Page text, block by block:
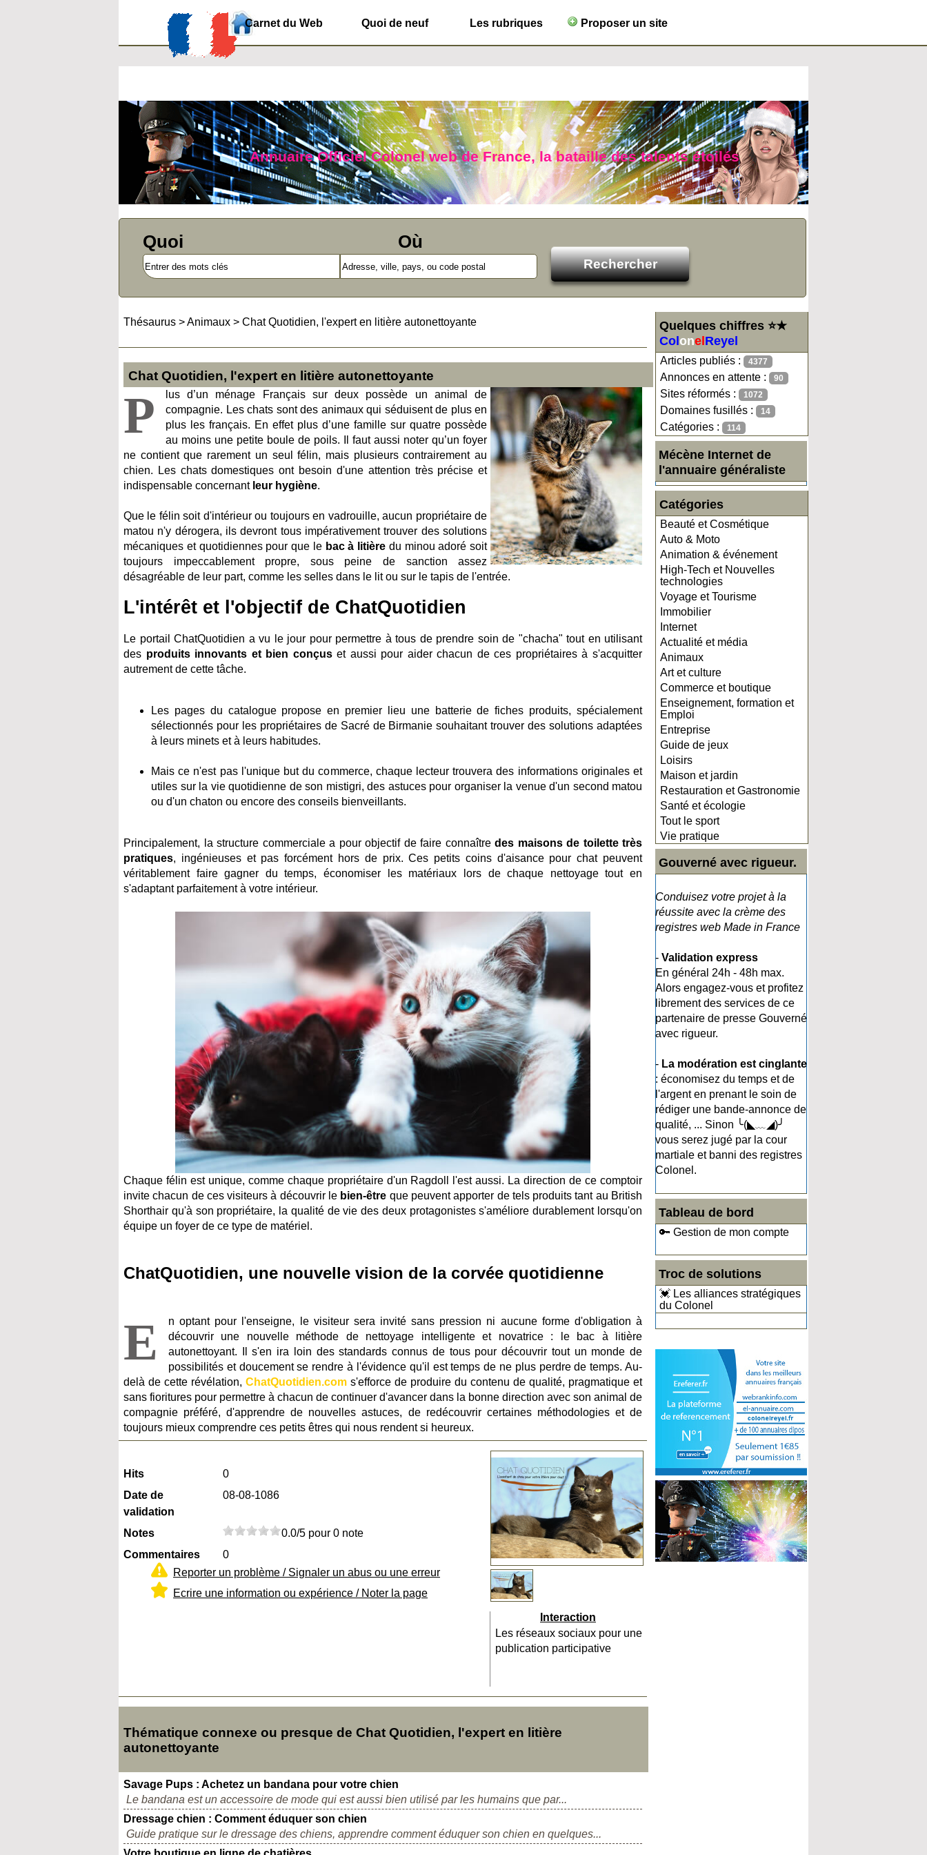
Carnet du Web Quoi de neuf Les rubriques Proposer un site
Annuaire Officiel Colonel web de France, la bataille des talents étoilés
Quoi Où
Quelques chiffres ⭐★
Col onel Reyel
Articles publiés : 4377
Annonces en attente : 90
Sites réformés : 1072
Domaines fusillés : 14
Catégories : 114
Mécène Internet de
l'annuaire généraliste
Catégories
Beauté et Cosmétique
Auto & Moto
Animation & événement
High-Tech et Nouvelles
technologies
Voyage et Tourisme
Immobilier
Internet
Actualité et média
Animaux
Art et culture
Commerce et boutique
Enseignement, formation et
Emploi
Entreprise
Guide de jeux
Loisirs
Maison et jardin
Restauration et Gastronomie
Santé et écologie
Tout le sport
Vie pratique
Gouverné avec rigueur.
Conduisez votre projet à la
réussite avec la crème des
registres web Made in France
- Validation express
En général 24h - 48h max.
Alors engagez-vous et profitez
librement des services de ce
partenaire de presse Gouverné
avec rigueur.
- La modération est cinglante
: économisez du temps et de
l'argent en prenant le soin de
rédiger une bande-annonce de
qualité, ... Sinon ╰(◣﹏◢)╯
vous serez jugé par la cour
martiale et banni des registres
Colonel.
Tableau de bord
🔑 Gestion de mon compte
Troc de solutions
💓 Les alliances stratégiques
du Colonel
Thésaurus >Animaux > Chat Quotidien, l'expert en litière autonettoyante
Chat Quotidien, l'expert en litière autonettoyante
P
lus d’un ménage Français sur deux possède un animal de
compagnie. Les chats sont des animaux qui séduisent de plus en
plus les français. En effet plus d’une famille sur quatre possède
au moins une petite boule de poils. Il faut aussi noter qu’un foyer
ne contient que rarement un seul félin, mais plusieurs contrairement au
chien. Les chats domestiques ont besoin d'une attention très précise et
indispensable concernant leur hygiène.
Que le félin soit d'intérieur ou toujours en vadrouille, aucun propriétaire de
matou n'y dérogera, ils devront tous impérativement trouver des solutions
mécaniques et quotidiennes pour que le bac à litière du minou adoré soit
toujours impeccablement propre, sous peine de sanction assez
désagréable de leur part, comme les selles dans le lit ou sur le tapis de l'entrée.
L'intérêt et l'objectif de ChatQuotidien
Le portail ChatQuotidien a vu le jour pour permettre à tous de prendre soin de "chacha" tout en utilisant
des produits innovants et bien conçuset aussi pour aider chacun de ces propriétaires à s'acquitter
autrement de cette tâche.
Les pages du catalogue propose en premier lieu une batterie de fiches produits, spécialement
sélectionnés pour les propriétaires de Sacré de Birmanie souhaitant trouver des solutions adaptées
à leurs minets et à leurs habitudes.
Mais ce n'est pas l'unique but du commerce, chaque lecteur trouvera des informations originales et
utiles sur la vie quotidienne de son mistigri, des astuces pour organiser la venue d'un second matou
ou d'un chaton ou encore des conseils bienveillants.
Principalement, la structure commerciale a pour objectif de faire connaître des maisons de toilette très
pratiques, ingénieuses et pas forcément hors de prix. Ces petits coins d'aisance pour chat peuvent
véritablement faire gagner du temps, économiser les matériaux lors de chaque nettoyage tout en
s'adaptant parfaitement à votre intérieur.
Chaque félin est unique, comme chaque propriétaire d'un Ragdoll l'est aussi. La direction de ce comptoir
invite chacun de ces visiteurs à découvrir le bien-être que peuvent apporter de tels produits tant au British
Shorthair qu'à son propriétaire, la qualité de vie des deux protagonistes s'améliore durablement lorsqu'on
équipe un foyer de ce type de matériel.
ChatQuotidien, une nouvelle vision de la corvée quotidienne
E
n optant pour l'enseigne, le visiteur sera invité sans pression ni aucune forme d'obligation à
découvrir une nouvelle méthode de nettoyage intelligente et novatrice : le bac à litière
autonettoyant. Il s'en ira loin des standards connus de tous pour découvrir tout un monde de
possibilités et doucement se rendre à l'évidence qu'il est temps de ne plus perdre de temps. Au-
delà de cette révélation, ChatQuotidien.com s'efforce de produire du contenu de qualité, pragmatique et
sans fioritures pour permettre à chacun de continuer d'avancer dans la bonne direction avec son animal de
compagnie préféré, d'apprendre de nouvelles astuces, de redécouvrir certaines méthodologies et de
toujours mieux comprendre ces petits êtres qui nous rendent si heureux.
Hits
0
Date de
validation
08-08-1086
Notes
0.0/5 pour 0 note
Commentaires
0
Reporter un problème / Signaler un abus ou une erreur
Ecrire une information ou expérience / Noter la page
Interaction
Les réseaux sociaux pour une
publication participative
Thématique connexe ou presque de Chat Quotidien, l'expert en litière
autonettoyante
Savage Pups : Achetez un bandana pour votre chien
Le bandana est un accessoire de mode qui est aussi bien utilisé par les humains que par...
Dressage chien : Comment éduquer son chien
Guide pratique sur le dressage des chiens, apprendre comment éduquer son chien en quelques...